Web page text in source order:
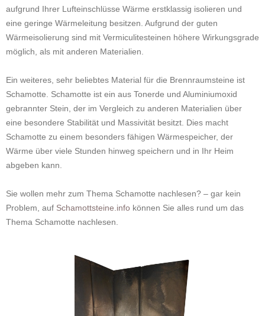
aufgrund Ihrer Lufteinschlüsse Wärme erstklassig isolieren und
eine geringe Wärmeleitung besitzen. Aufgrund der guten
Wärmeisolierung sind mit Vermiculitesteinen höhere Wirkungsgrade
möglich, als mit anderen Materialien.
Ein weiteres, sehr beliebtes Material für die Brennraumsteine ist
Schamotte. Schamotte ist ein aus Tonerde und Aluminiumoxid
gebrannter Stein, der im Vergleich zu anderen Materialien über
eine besondere Stabilität und Massivität besitzt. Dies macht
Schamotte zu einem besonders fähigen Wärmespeicher, der
Wärme über viele Stunden hinweg speichern und in Ihr Heim
abgeben kann.
Sie wollen mehr zum Thema Schamotte nachlesen? – gar kein
Problem, auf Schamottsteine.info können Sie alles rund um das
Thema Schamotte nachlesen.